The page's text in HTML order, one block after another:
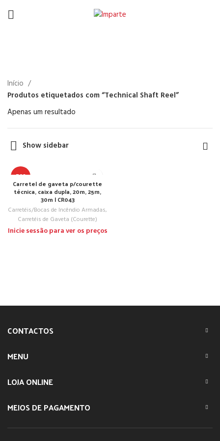
Início
Produtos etiquetados com “Technical Shaft Reel”
Apenas um resultado
Show sidebar
TOP
Carretel de gaveta p/courette
técnica, caixa dupla, 20m, 25m,
30m | CR043
Carretéis/Bocas de Incêndio Armadas,
Carretéis de Gaveta (Courette)
Inicie sessão para ver os preços
CONTACTOS
MENU
LOJA ONLINE
MEIOS DE PAGAMENTO